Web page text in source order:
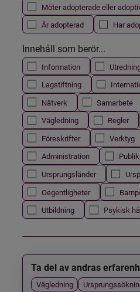
Möter adopterade eller
Är adopterad
Har
Innehåll som berör...
Information
Lagstiftning
Nätverk
Samarbete
Vägledning
Regler
Föreskrifter
Verktyg
Administration
Ursprungsländer
Oegentligheter
Utbildning
Psykisk
Ta del av andras
Vägledning